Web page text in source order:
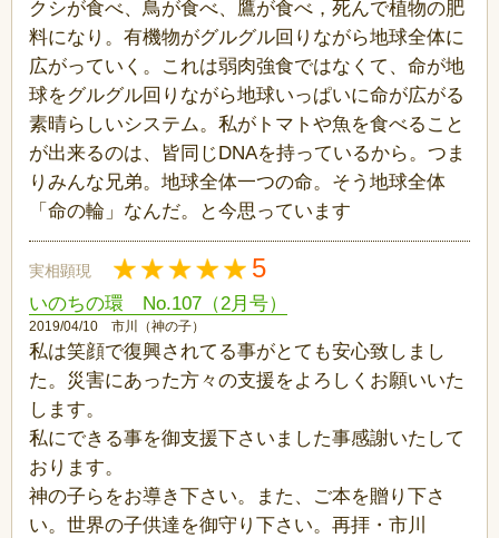
クシが食べ、鳥が食べ、鷹が食べ，死んで植物の肥
料になり。有機物がグルグル回りながら地球全体に
広がっていく。これは弱肉強食ではなくて、命が地
球をグルグル回りながら地球いっぱいに命が広がる
素晴らしいシステム。私がトマトや魚を食べること
が出来るのは、皆同じDNAを持っているから。つま
りみんな兄弟。地球全体一つの命。そう地球全体
「命の輪」なんだ。と今思っています
実相顕現 5
いのちの環 No.107（2月号）
2019/04/10 市川（神の子）
私は笑顔で復興されてる事がとても安心致しまし
た。災害にあった方々の支援をよろしくお願いいた
します。
私にできる事を御支援下さいました事感謝いたして
おります。
神の子らをお導き下さい。また、ご本を贈り下さ
い。世界の子供達を御守り下さい。再拝・市川